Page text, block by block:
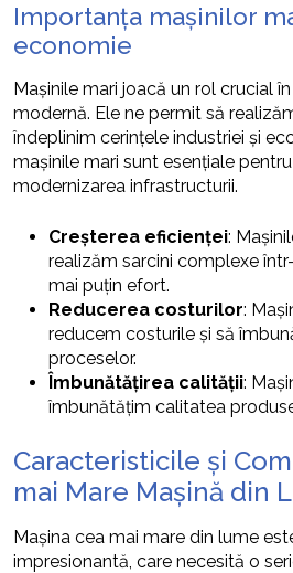
Importanța mașinilor
economie
Mașinile mari joacă un rol crucial
modernă. Ele ne permit să
îndeplinim cerințele industriei și
mașinile mari sunt esențiale
modernizarea infrastructurii.
Creșterea eficienței:
realizăm sarcini complexe
mai puțin efort.
Reducerea costurilor:
reducem costurile și să
proceselor.
Îmbunătățirea calității:
îmbunătățim calitatea
Caracteristicile și
mai Mare Mașină din
Mașina cea mai mare din lume
impresionantă, care necesită o